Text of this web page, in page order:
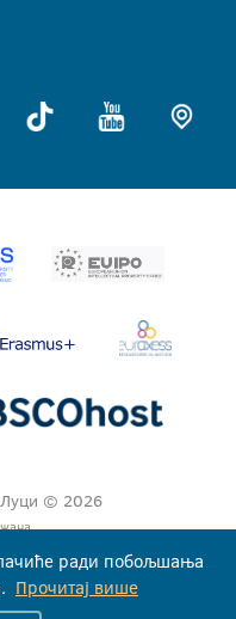
Луци © 2026
ради побољшања
Прочитај више